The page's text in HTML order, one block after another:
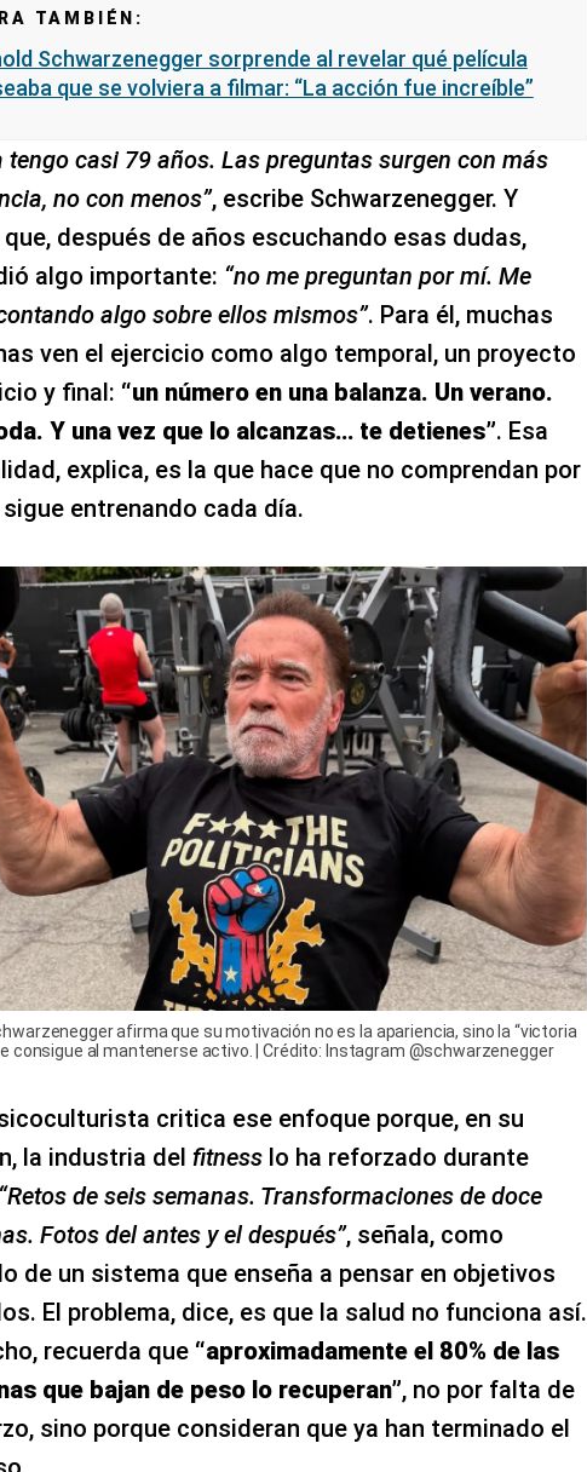
TAMBIÉN:
Schwarzenegger sorprende al revelar qué película
que se volviera a filmar: “La acción fue increíble”
tengo casi 79 años. Las preguntas surgen con más
no con menos”, escribe Schwarzenegger. Y
que, después de años escuchando esas dudas,
algo importante: “no me preguntan por mí. Me
algo sobre ellos mismos”. Para él, muchas
ven el ejercicio como algo temporal, un proyecto
y final: “un número en una balanza. Un verano.
Y una vez que lo alcanzas… te detienes”. Esa
explica, es la que hace que no comprendan por
entrenando cada día.
afirma que su motivación no es la apariencia, sino la “victoria
consigue al mantenerse activo. | Crédito: Instagram @schwarzenegger
critica ese enfoque porque, en su
la industria del fitness lo ha reforzado durante
“Retos de seis semanas. Transformaciones de doce
Fotos del antes y el después”, señala, como
de un sistema que enseña a pensar en objetivos
El problema, dice, es que la salud no funciona así.
recuerda que “aproximadamente el 80% de las
que bajan de peso lo recuperan”, no por falta de
sino porque consideran que ya han terminado el